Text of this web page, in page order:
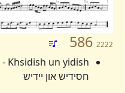
586 2222
Khsidish un yidish -
חסידיש און יידיש